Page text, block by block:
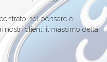
nel pensare e
nostri clienti il massimo della